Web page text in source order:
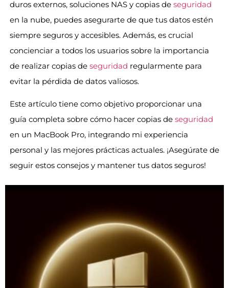
duros externos, soluciones NAS y copias de seguridad
en la nube, puedes asegurarte de que tus datos estén
siempre seguros y accesibles. Además, es crucial
concienciar a todos los usuarios sobre la importancia
de realizar copias de seguridad regularmente para
evitar la pérdida de datos valiosos.
Este artículo tiene como objetivo proporcionar una
guía completa sobre cómo hacer copias de seguridad
en un MacBook Pro, integrando mi experiencia
personal y las mejores prácticas actuales. ¡Asegúrate de
seguir estos consejos y mantener tus datos seguros!